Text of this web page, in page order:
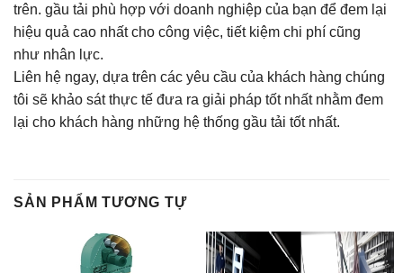
trên. gầu tải phù hợp với doanh nghiệp của bạn để đem lại
hiệu quả cao nhất cho công việc, tiết kiệm chi phí cũng
như nhân lực.
Liên hệ ngay, dựa trên các yêu cầu của khách hàng chúng
tôi sẽ khảo sát thực tế đưa ra giải pháp tốt nhất nhằm đem
lại cho khách hàng những hệ thống gầu tải tốt nhất.
SẢN PHẨM TƯƠNG TỰ